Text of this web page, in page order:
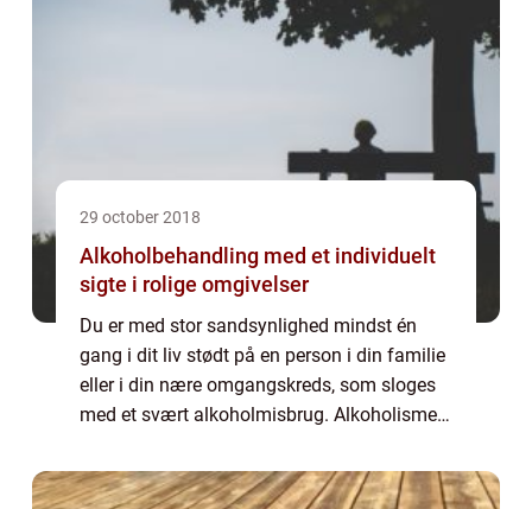
29 october 2018
Alkoholbehandling med et individuelt
sigte i rolige omgivelser
Du er med stor sandsynlighed mindst én
gang i dit liv stødt på en person i din familie
eller i din nære omgangskreds, som sloges
med et svært alkoholmisbrug. Alkoholisme
for afh...